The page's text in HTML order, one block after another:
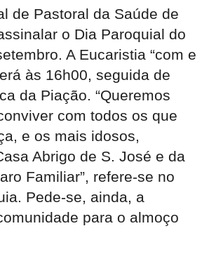
de Pastoral da Saúde de
o Dia Paroquial do
A Eucaristia “com e
às 16h00, seguida de
da Piação. “Queremos
com todos os que
e os mais idosos,
Abrigo de S. José e da
Familiar”, refere-se no
Pede-se, ainda, a
para o almoço